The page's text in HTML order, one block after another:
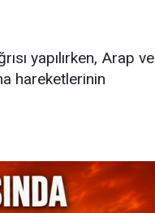
yapılırken, Arap ve
hareketlerinin